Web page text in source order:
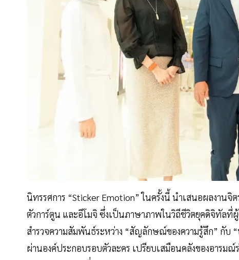
นิทรรศการ “Sticker Emotion” ในครั้งนี้ นำเสนอผลงานจิ
ตัวการ์ตูน และอีโมจิ ซึ่งเป็นภาษาภาพในวิถีชีวิตยุคดิจิทัล
สำรวจความสัมพันธ์ระหว่าง “สัญลักษณ์ของความรู้สึก” กับ
ผ่านองค์ประกอบรอบตัวละคร เปรียบเสมือนคลังของอารม